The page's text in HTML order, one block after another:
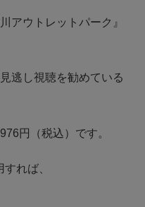
アウトレットパーク』
逃し視聴を勧めている
円（税込）です。
れば、